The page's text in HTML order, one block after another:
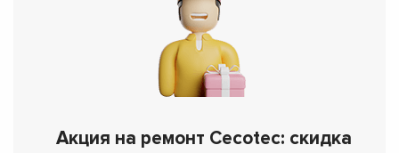
Акция на ремонт Cecotec: скидка